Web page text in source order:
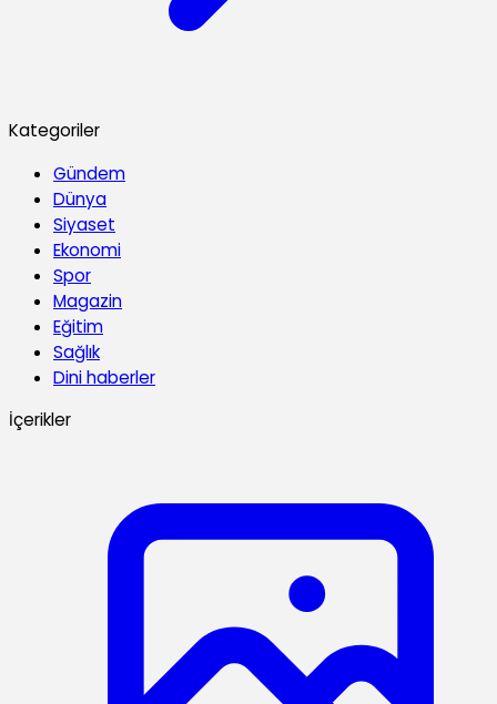
Kategoriler
Gündem
Dünya
Siyaset
Ekonomi
Spor
Magazin
Eğitim
Sağlık
Dini haberler
İçerikler